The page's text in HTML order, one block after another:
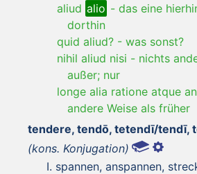
aliud alio - das eine
dorthin
quid aliud? - was sonst?
nihil aliud nisi - nichts
außer; nur
longe alia ratione atque
andere Weise als früher
tendere, tendō, tetendī/tendī,
(kons. Konjugation)
spannen, anspannen,